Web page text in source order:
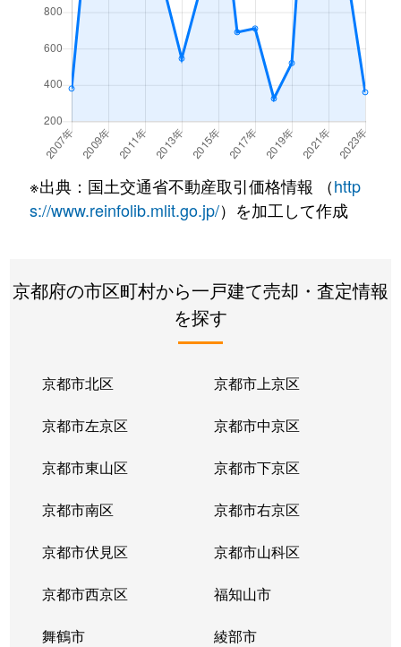
※出典：国土交通省不動産取引価格情報 （http
s://www.reinfolib.mlit.go.jp/）を加工して作成
京都府の市区町村から一戸建て売却・査定情報
を探す
京都市北区 京都市上京区
京都市左京区 京都市中京区
京都市東山区 京都市下京区
京都市南区 京都市右京区
京都市伏見区 京都市山科区
京都市西京区 福知山市
舞鶴市 綾部市